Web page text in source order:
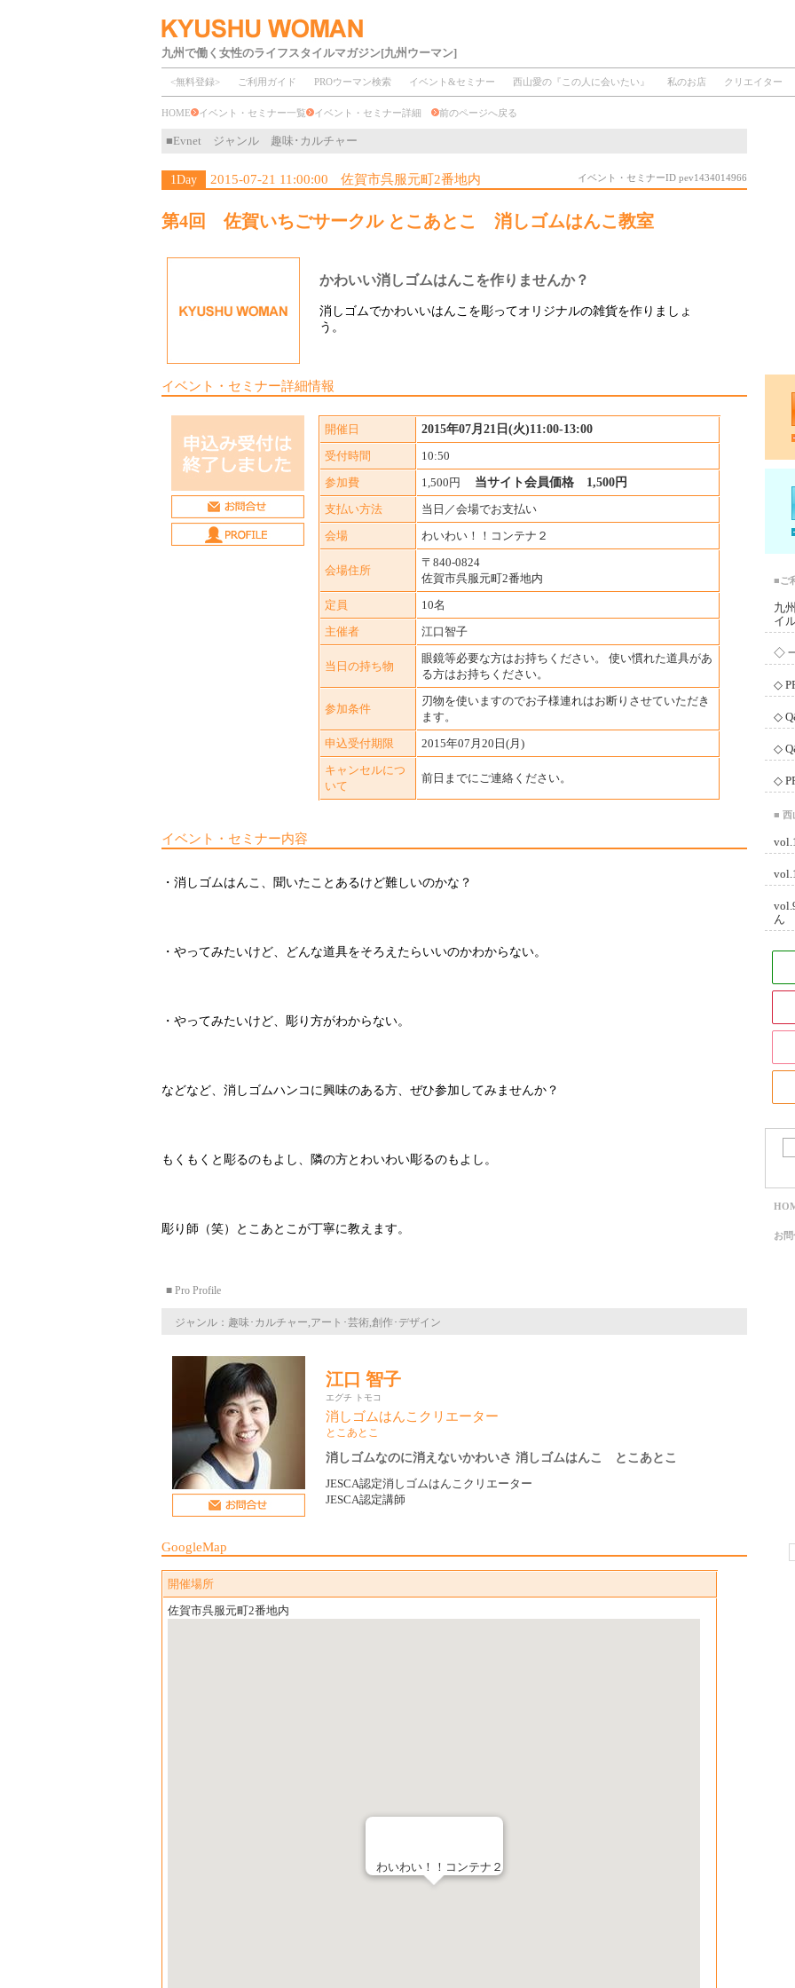
九州で働く女性のライフスタイルマガジン[九州ウーマン]
<無料登録> ご利用ガイド PROウーマン検索 イベント&セミナー 西山愛の『この人に会いたい』 私のお店 クリエイター
HOME イベント・セミナー一覧 イベント・セミナー詳細 前のページへ戻る
■Evnet ジャンル 趣味･カルチャー
1Day 2015-07-21 11:00:00 佐賀市呉服元町2番地内 イベント・セミナーID pev1434014966
第4回 佐賀いちごサークル とこあとこ 消しゴムはんこ教室
かわいい消しゴムはんこを作りませんか？
消しゴムでかわいいはんこを彫ってオリジナルの雑貨を作りましょ
う。
イベント・セミナー詳細情報
開催日
2015年07月21日(火)11:00-13:00
受付時間
10:50
参加費
1,500円 当サイト会員価格 1,500円
支払い方法
当日／会場でお支払い
会場
わいわい！！コンテナ２
会場住所
〒840-0824
佐賀市呉服元町2番地内
定員
10名
主催者
江口智子
当日の持ち物
眼鏡等必要な方はお持ちください。 使い慣れた道具があ
る方はお持ちください。
参加条件
刃物を使いますのでお子様連れはお断りさせていただき
ます。
申込受付期限
2015年07月20日(月)
キャンセルにつ
いて
前日までにご連絡ください。
イベント・セミナー内容
・消しゴムはんこ、聞いたことあるけど難しいのかな？
・やってみたいけど、どんな道具をそろえたらいいのかわからない。
・やってみたいけど、彫り方がわからない。
などなど、消しゴムハンコに興味のある方、ぜひ参加してみませんか？
もくもくと彫るのもよし、隣の方とわいわい彫るのもよし。
彫り師（笑）とこあとこが丁寧に教えます。
■ Pro Profile
ジャンル：趣味･カルチャー,アート･芸術,創作･デザイン
江口 智子
エグチ トモコ
消しゴムはんこクリエーター
とこあとこ
消しゴムなのに消えないかわいさ 消しゴムはんこ とこあとこ
JESCA認定消しゴムはんこクリエーター
JESCA認定講師
GoogleMap
開催場所
佐賀市呉服元町2番地内
わいわい！！コンテナ２
■ご
九
イ
◇
◇
◇
◇
◇
■ 西
ん
お